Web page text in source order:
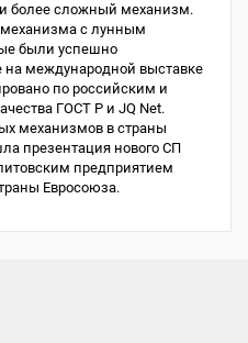
более сложный механизм.
с лунным
были успешно
на международной выставке
по российским и
ГОСТ Р и JQ Net.
механизмов в страны
презентация нового СП
предприятием
Евросоюза.